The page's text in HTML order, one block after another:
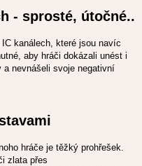
- sprosté, útočné..
kanálech, které jsou navíc
aby hráči dokázali unést i
nevnášeli svoje negativní
hráče je těžký prohřešek.
zlata přes